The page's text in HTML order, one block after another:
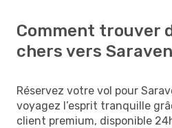
Comment trouver
chers vers
Réservez votre vol pour
voyagez l’esprit tranquille
client premium, disponible